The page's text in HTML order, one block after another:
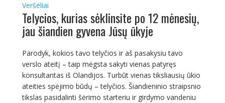
Veršeliai
Telycios, kurias sėklinsite po 12 mėnesių,
jau šiandien gyvena Jūsų ūkyje
Parodyk, kokios tavo telyčios ir aš pasakysiu tavo
verslo ateitį – taip mėgsta sakyti vienas patyręs
konsultantas iš Olandijos. Turbūt vienas tiksliausių ūkio
ateities spėjimo būdų – telyčios. Šiandieninio straipsnio
tikslas pasidalinti šėrimo starteriu ir girdymo vandeniu